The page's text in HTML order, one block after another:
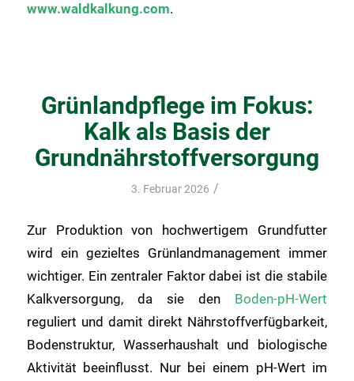
www.waldkalkung.com.
Grünlandpflege im Fokus:
Kalk als Basis der
Grundnährstoffversorgung
3. Februar 2026 /
Zur Produktion von hochwertigem Grundfutter
wird ein gezieltes Grünlandmanagement immer
wichtiger. Ein zentraler Faktor dabei ist die stabile
Kalkversorgung, da sie den Boden-pH-Wert
reguliert und damit direkt Nährstoffverfügbarkeit,
Bodenstruktur, Wasserhaushalt und biologische
Aktivität beeinflusst. Nur bei einem pH-Wert im